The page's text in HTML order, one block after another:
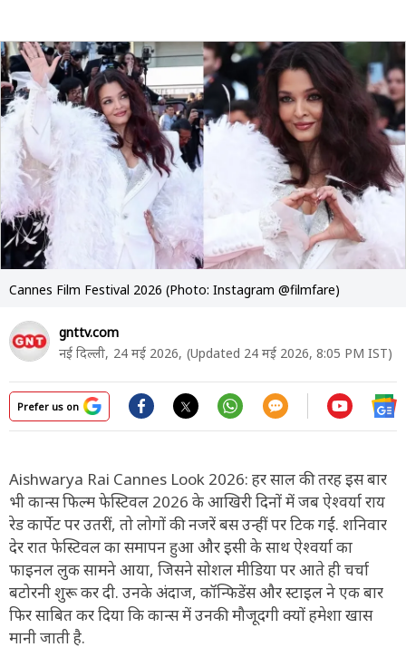
Cannes Film Festival 2026 (Photo: Instagram @filmfare)
gnttv.com
नई दिल्ली, 24 मई 2026, (Updated 24 मई 2026, 8:05 PM IST)
Prefer us on
Aishwarya Rai Cannes Look 2026: हर साल की तरह इस बार
भी कान्स फिल्म फेस्टिवल 2026 के आखिरी दिनों में जब ऐश्वर्या राय
रेड कार्पेट पर उतरीं, तो लोगों की नजरें बस उन्हीं पर टिक गईं. शनिवार
देर रात फेस्टिवल का समापन हुआ और इसी के साथ ऐश्वर्या का
फाइनल लुक सामने आया, जिसने सोशल मीडिया पर आते ही चर्चा
बटोरनी शुरू कर दी. उनके अंदाज, कॉन्फिडेंस और स्टाइल ने एक बार
फिर साबित कर दिया कि कान्स में उनकी मौजूदगी क्यों हमेशा खास
मानी जाती है.